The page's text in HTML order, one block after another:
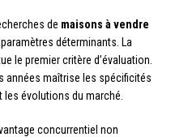
de maisons à vendre
déterminants. La
le premier critère d’évaluation.
années maîtrise les spécificités
les évolutions du marché.
concurrentiel non